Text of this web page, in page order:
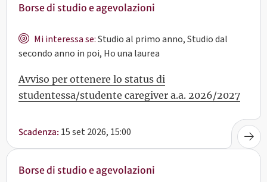
Borse di studio e agevolazioni
Mi interessa se:Studio al primo anno, Studio dal
secondo anno in poi, Ho una laurea
Avviso per ottenere lo status di
studentessa/studente caregiver a.a. 2026/2027
Scadenza: 15 set 2026, 15:00
Borse di studio e agevolazioni